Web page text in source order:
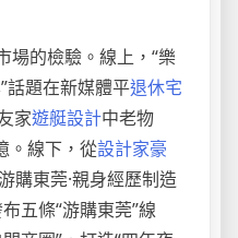
場的檢驗。線上，“樂
話題在新媒體平退休宅
家遊艇設計中老物
。線下，從設計家豪
購東莞·親身經歷制造
五條“游購東莞”線